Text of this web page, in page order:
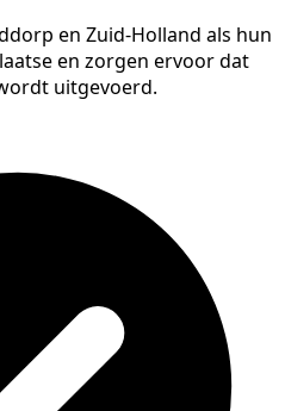
en Zuid-Holland als hun
en zorgen ervoor dat
uitgevoerd.